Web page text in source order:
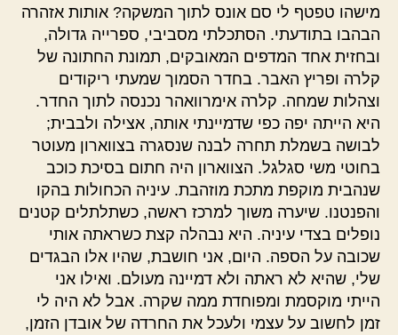
מישהו טפטף לי סם אונס לתוך המשקה? אותות אזהרה
הבהבו בתודעתי. הסתכלתי מסביבי, ספרייה גדולה,
ובחזית אחד המדפים המאובקים, תמונת החתונה של
קלרה ופריץ האבר. בחדר הסמוך שמעתי ריקודים
וצהלות שמחה. קלרה אימרוואהר נכנסה לתוך החדר.
היא הייתה יפה כפי שדמיינתי אותה, אצילה ולבבית;
לבושה בשמלת תחרה לבנה שנסגרה בצווארון מעוטר
בחוטי משי סגלגל. הצווארון היה חתום בסיכת כוכב
שנהבית מוקפת מתכת מוזהבת. עיניה הכחולות בהקו
והפנטנו. שיערה משוך למרכז ראשה, כשתלתלים קטנים
נופלים בצדי עיניה. היא נבהלה קצת כשראתה אותי
שכובה על הספה. היום, אני חושבת, שהיו אלו הבגדים
שלי, שהיא לא ראתה ולא דמיינה מעולם. ואילו אני
הייתי מוקסמת ומפוחדת ממה שקרה. אבל לא היה לי
זמן לחשוב על עצמי ולעכל את החרדה של אובדן הזמן,